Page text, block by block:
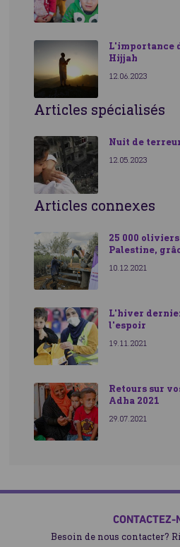
10 018 858 repas chauds ont
6 576 000 litres d'eau potable
Des kits d'hygiène ont été
personnes.
Des fournitures médicales ont
patients.
Des kits d'hygiène pour
apportés aux hôpitaux.
Continuons à les aider
L'engagement d'Human Appeal
L'importance
Hijjah
12.06.2023
Articles spécialisés
Nuit de terreur
12.05.2023
Articles connexes
25 000
Palestine,
10.12.2021
L'hiver
l'espoir
19.11.2021
Retours sur
Adha 2021
29.07.2021
CONTACTEZ-
Besoin de nous contacter?